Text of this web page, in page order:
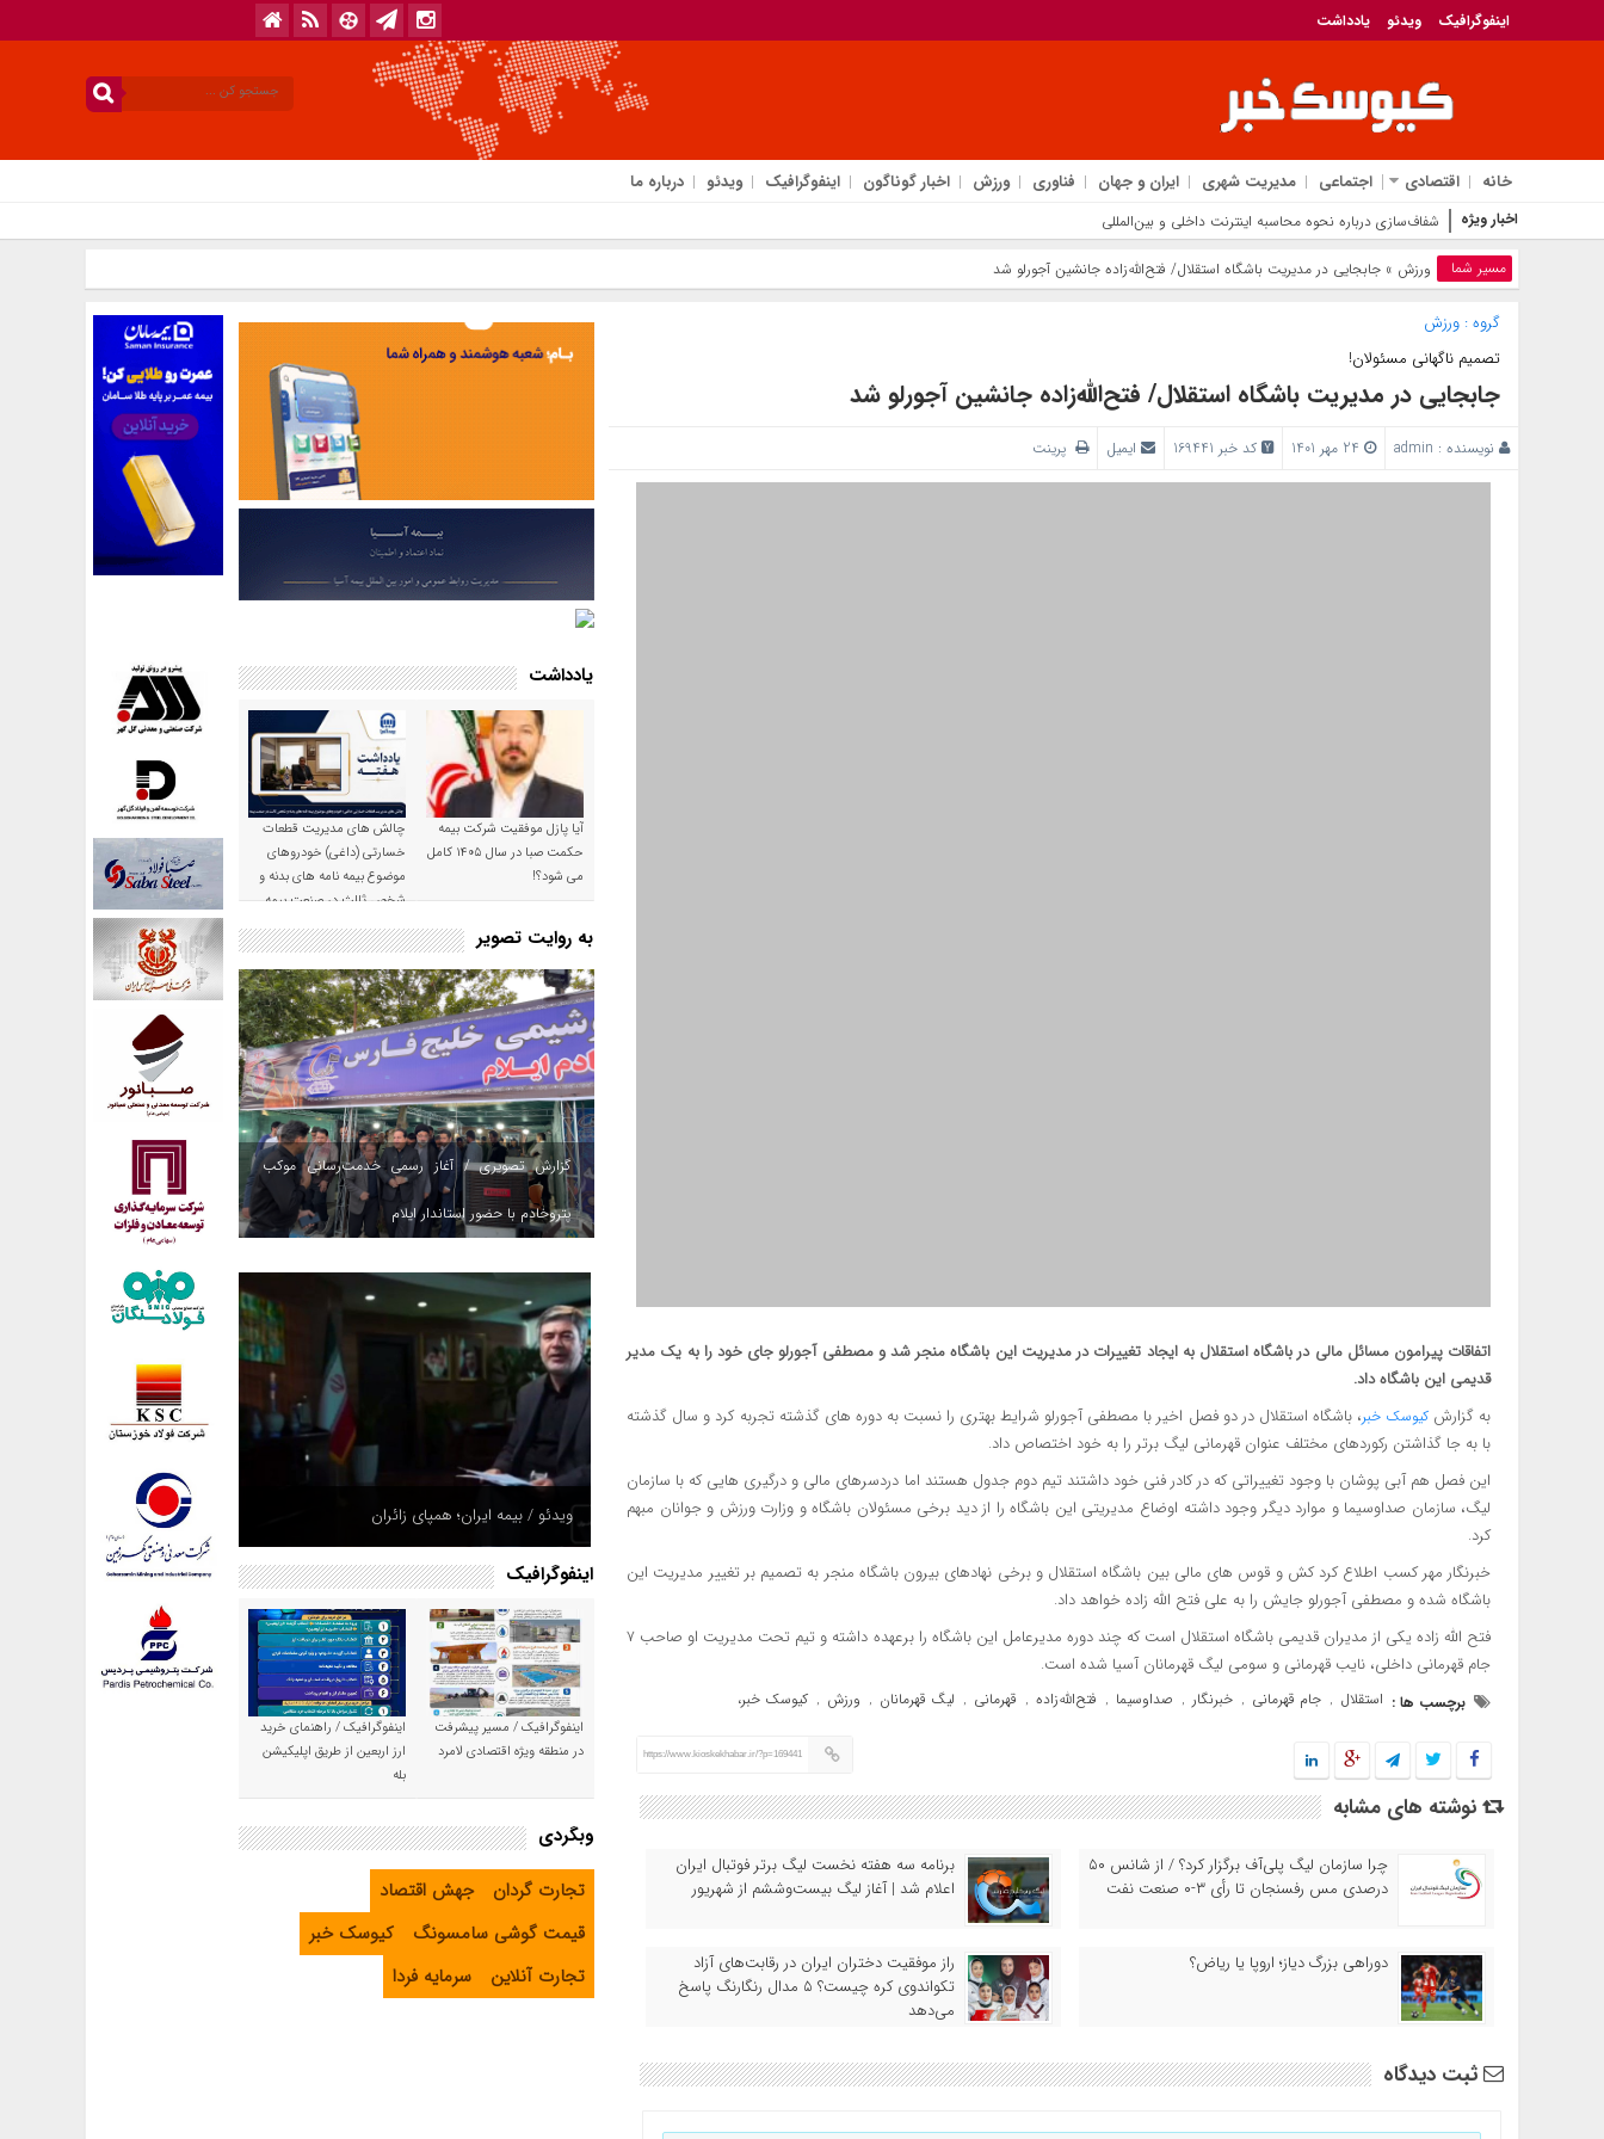
اینفوگرافیک ویدئو یادداشت
خانه اقتصادی اجتماعی مدیریت شهری ایران و جهان فناوری ورزش اخبار گوناگون اینفوگرافیک ویدئو درباره ما
اخبار ویژه جهش ۱
مسیر شما ورزش » جابجایی در مدیریت باشگاه استقلال/ فتح‌الله‌زاده جانشین آجورلو شد
گروه :ورزش
تصمیم ناگهانی مسئولان!
جابجایی در مدیریت باشگاه استقلال/ فتح‌الله‌زاده جانشین آجورلو شد
نویسنده : admin کد خبر 169441 ایمیل پرینت
اتفاقات پیرامون مسائل مالی در باشگاه استقلال به ایجاد تغییرات در مدیریت این باشگاه منجر شد و مصطفی آجورلو جای خود را به یک مدیر
قدیمی این باشگاه داد.
به گزارش کیوسک خبر، باشگاه استقلال در دو فصل اخیر با مصطفی آجورلو شرایط بهتری را نسبت به دوره های گذشته تجربه کرد و سال گذشته
با به جا گذاشتن رکوردهای مختلف عنوان قهرمانی لیگ برتر را به خود اختصاص داد.
این فصل هم آبی پوشان با وجود تغییراتی که در کادر فنی خود داشتند تیم دوم جدول هستند اما دردسرهای مالی و درگیری هایی که با سازمان
لیگ، سازمان صداوسیما و موارد دیگر وجود داشته اوضاع مدیریتی این باشگاه را از دید برخی مسئولان باشگاه و وزارت ورزش و جوانان مبهم
کرد.
خبرنگار مهر کسب اطلاع کرد کش و قوس های مالی بین باشگاه استقلال و برخی نهادهای بیرون باشگاه منجر به تصمیم بر تغییر مدیریت این
باشگاه شده و مصطفی آجورلو جایش را به علی فتح الله زاده خواهد داد.
فتح الله زاده یکی از مدیران قدیمی باشگاه استقلال است که چند دوره مدیرعامل این باشگاه را برعهده داشته و تیم تحت مدیریت او صاحب ۷
جام قهرمانی داخلی، نایب قهرمانی و سومی لیگ قهرمانان آسیا شده است.
برچسب ها : استقلال , جام قهرمانی , خبرنگار , صداوسیما , فتح‌الله‌زاده , قهرمانی , لیگ قهرمانان , ورزش , کیوسک خبر،
https://www.kioskekhabar.ir/?p=169441
نوشته های مشابه
چرا سازمان لیگ پلی‌آف برگزار کرد؟ / از شانس ۵۰
درصدی مس رفسنجان تا رأی ۳-۰ صنعت نفت
برنامه سه هفته نخست لیگ برتر فوتبال ایران
اعلام شد | آغاز لیگ بیست‌وششم از شهریور
دوراهی بزرگ دیاز؛ اروپا یا ریاض؟
راز موفقیت دختران ایران در رقابت‌های آزاد
تکواندوی کره چیست؟ ۵ مدال رنگارنگ پاسخ
می‌دهد
ثبت دیدگاه
یادداشت
آیا پازل موفقیت شرکت بیمه
حکمت صبا در سال ۱۴۰۵ کامل
می شود؟!
چالش های مدیریت قطعات
خسارتی (داغی) خودروهای
موضوع بیمه نامه های بدنه و
شخص ثالث در صنعت بیمه
به روایت تصویر
گزارش تصویری / آغاز رسمی خدمت‌رسانی موکب
پتروخادم با حضور استاندار ایلام
ویدئو / بیمه ایران؛ همپای زائران
اینفوگرافیک
اینفوگرافیک / مسیر پیشرفت
در منطقه ویژه اقتصادی لامرد
اینفوگرافیک / راهنمای خرید
ارز اربعین از طریق اپلیکیشن
بله
وبگردی
تجارت گردان
جهش اقتصاد
قیمت گوشی سامسونگ
کیوسک خبر
تجارت آنلاین
سرمایه فردا